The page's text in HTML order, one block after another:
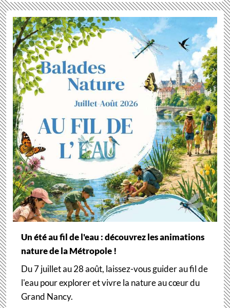
Un été au fil de l'eau : découvrez les animations
nature de la Métropole !
Du 7 juillet au 28 août, laissez-vous guider au fil de
l'eau pour explorer et vivre la nature au cœur du
Grand Nancy.